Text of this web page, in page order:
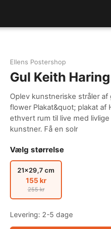
Ellens Postershop
Gul Keith
Oplev kunstneriske stråler
flower Plakat&quot; plakat
ethvert rum til live med
kunstner. Få en solr
Vælg størrelse
21x29,7 cm
155 kr
255 kr
Levering: 2-5 dage